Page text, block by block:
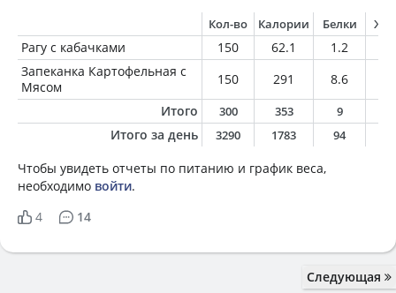
Кол-во Калории Белки
Рагу с кабачками 150 62.1 1.2
Запеканка Картофельная с
Мясом
150 291 8.6
Итого
300 353 9
Итого за день 3290 1783 94
Чтобы увидеть отчеты по питанию и график веса,
необходимо войти.
4
14
Следующая